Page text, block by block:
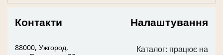
Контакти
88000, Ужгород,
Налаштування
Каталог: працює на